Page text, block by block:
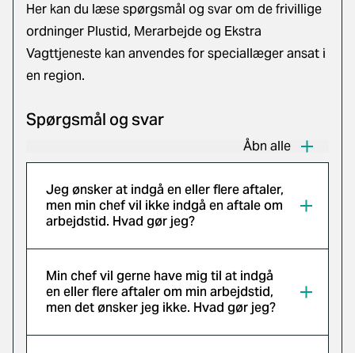
Her kan du læse spørgsmål og svar om de frivillige
ordninger Plustid, Merarbejde og Ekstra
Vagttjeneste kan anvendes for speciallæger ansat i
en region.
Spørgsmål og svar
Åbn alle
Jeg ønsker at indgå en eller flere aftaler,
men min chef vil ikke indgå en aftale om
arbejdstid. Hvad gør jeg?
Min chef vil gerne have mig til at indgå
en eller flere aftaler om min arbejdstid,
men det ønsker jeg ikke. Hvad gør jeg?